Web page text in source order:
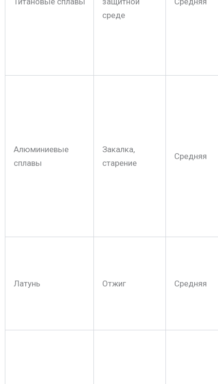
среде
Алюминиевые
сплавы
Закалка,
старение
Средняя
Латунь Отжиг Средняя